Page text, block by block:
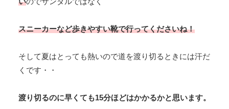
スニーカーなど歩きやすい靴で行ってくださいね！
そして夏はとっても熱いので道を渡り切るときには汗だ
くです・・
渡り切るのに早くても15分ほどはかかるかと思います。